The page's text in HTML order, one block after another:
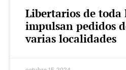
Libertarios de
impulsan pedidos
varias localidades